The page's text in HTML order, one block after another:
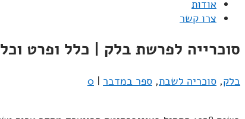
אודות
צרו קשר
סוכרייה לפרשת בלק | כלל ופרט
בלק, סוכריה לשבת, ספר במדבר |
0